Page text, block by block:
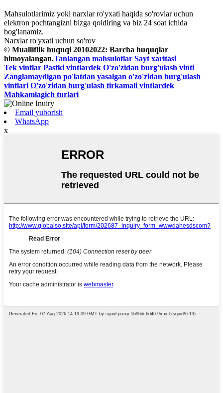
Mahsulotlarimiz yoki narxlar ro'yxati haqida so'rovlar uchun
elektron pochtangizni bizga qoldiring va biz 24 soat ichida
bog'lanamiz.
Narxlar ro'yxati uchun so'rov
© Mualliflik huquqi 20102022: Barcha huquqlar
himoyalangan.Tanlangan mahsulotlar Sayt xaritasi
Tek vintlar Pastki vintlardek O'zo'zidan burg'ulash vinti
Zanglamaydigan po'latdan yasalgan o'zo'zidan burg'ulash
vintlari O'zo'zidan burg'ulash tirkamali vintlardek
Mahkamlagich turlari
Email yuborish
WhatsApp
x